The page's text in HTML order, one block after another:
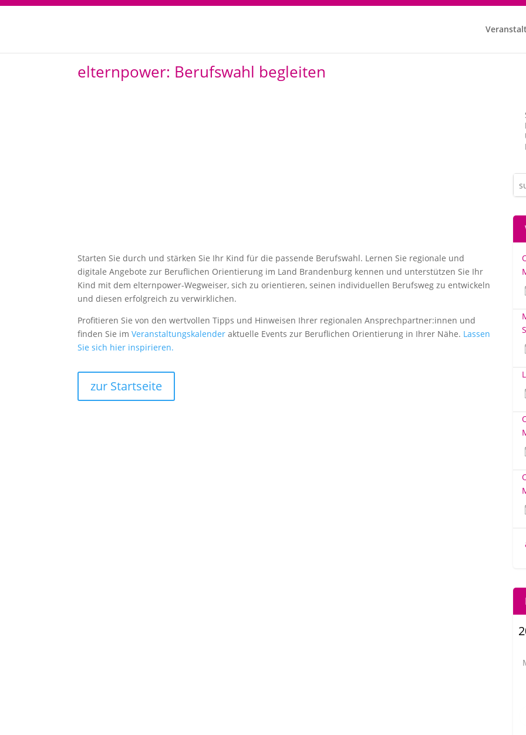
elternpower: Berufswahl begleiten
Starten Sie durch und stärken Sie Ihr Kind für die passende Berufswahl. Lernen Sie regionale und
digitale Angebote zur Beruflichen Orientierung im Land Brandenburg kennen und unterstützen Sie Ihr
Kind mit dem elternpower-Wegweiser, sich zu orientieren, seinen individuellen Berufsweg zu entwickeln
und diesen erfolgreich zu verwirklichen.
Profitieren Sie von den wertvollen Tipps und Hinweisen Ihrer regionalen Ansprechpartner:innen und
finden Sie im Veranstaltungskalender aktuelle Events zur Beruflichen Orientierung in Ihrer Nähe. Lassen
Sie sich hier inspirieren.
zur Startseite